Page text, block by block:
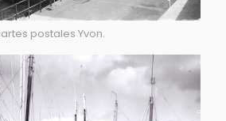
postales Yvon.